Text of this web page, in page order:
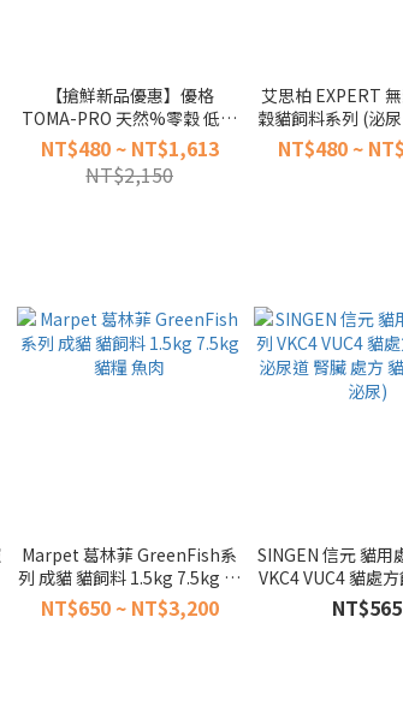
【搶鮮新品優惠】優格
TOMA-PRO 天然%零穀 低碳
高蛋白 熟齡貓雞肉配方 2.5磅
5.5磅 14磅 貓飼料 (貓糧 老貓
無穀)
NT$480 ~ NT$1,613
NT$2,150
艾思柏 EXPERT
穀貓飼料系列 (泌
熟齡貓 無穀貓糧系
無穀飼料)
NT$480 ~
Marpet 葛林菲 GreenFish系
列 成貓 貓飼料 1.5kg 7.5kg 貓
糧 魚肉
NT$650 ~ NT$3,200
SINGEN 信元 貓用
VKC4 VUC4 貓處
尿道 腎臟 處方 貓
尿)
NT$565